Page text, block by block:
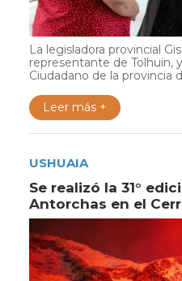
La legisladora provincial
representante de Tolhuin,
Ciudadano de la provincia
Leer más +
USHUAIA
Se realizó la 31°
Antorchas en el